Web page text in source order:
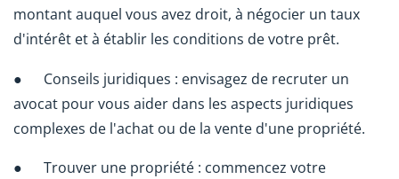
montant auquel vous avez droit, à négocier un taux
d'intérêt et à établir les conditions de votre prêt.
● Conseils juridiques : envisagez de recruter un
avocat pour vous aider dans les aspects juridiques
complexes de l'achat ou de la vente d'une propriété.
● Trouver une propriété : commencez votre